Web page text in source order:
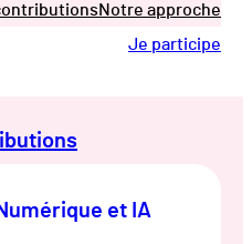
Notre approche
Je participe
et IA